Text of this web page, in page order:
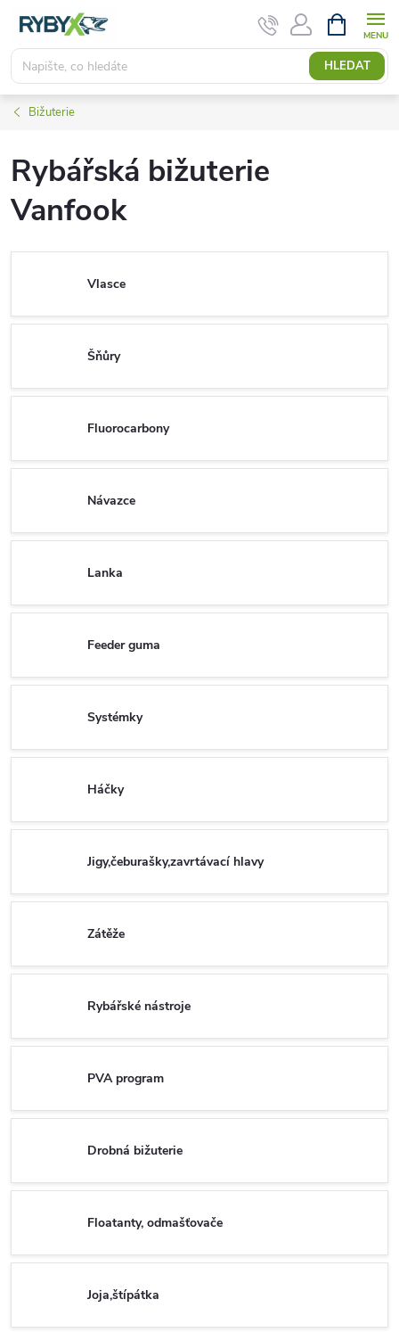
obsah
HLEDAT
NÁKUPNÍ
KOŠÍK
Bižuterie
Rybářská bižuterie
Vanfook
Vlasce
Šňůry
Fluorocarbony
Návazce
Lanka
Feeder guma
Systémky
Háčky
Jigy,čeburašky,zavrtávací hlavy
Zátěže
Rybářské nástroje
PVA program
Drobná bižuterie
Floatanty, odmašťovače
Joja,štípátka